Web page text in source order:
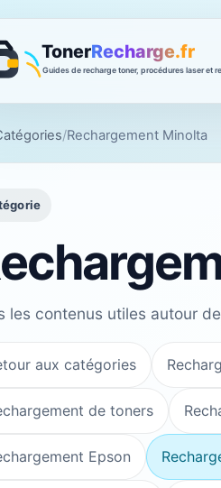
/Rechargement Minolta
les contenus utiles autour
aux catégories
de toners
Epson